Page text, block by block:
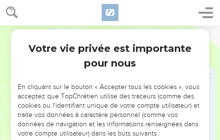
2 Chroniques 24
peuple tous les chefs du peuple et ils envoyèrent au roi de
Damas tout leur butin.
24 L’armée des Syriens arriva avec un petit nombre
d’hommes ; et cependant l’Éternel livra entre leurs mains
une armée très considérable, parce qu’ils avaient abandonné
l’Éternel, le Dieu de leurs pères. Ainsi les Syriens furent
Lorsqu’ils se furent éloignés de lui, après l’avoir
abandonné dans de grandes souffrances, ses serviteurs
conspirèrent contre lui à cause du sang des fils du
sacrificateur Yehoyada ; ils le tuèrent sur son lit, et il mourut.
Votre vie privée est importante
pour nous
En cliquant sur le bouton « Accepter tous les cookies », vous
acceptez que TopChrétien utilise des traceurs (comme des
cookies ou l'identifiant unique de votre compte utilisateur) et
traite vos données à caractère personnel (comme vos
données de navigation et les informations renseignées dans
votre compte utilisateur) dans les buts suivants :